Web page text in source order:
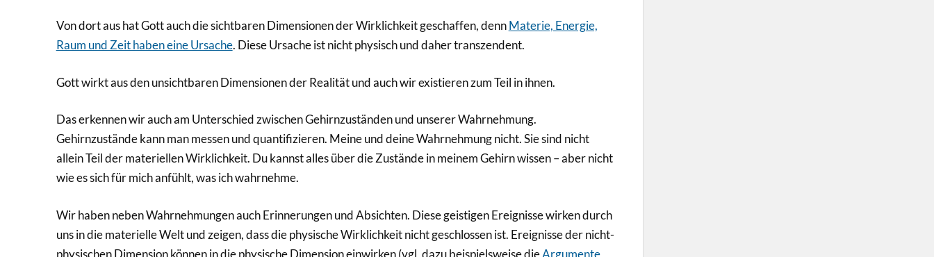
Von dort aus hat Gott auch die sichtbaren Dimensionen der Wirklichkeit geschaffen, dennMaterie, Energie,
Raum und Zeit haben eine Ursache. Diese Ursache ist nicht physisch und daher transzendent.
Gott wirkt aus den unsichtbaren Dimensionen der Realität und auch wir existieren zum Teil in ihnen.
Das erkennen wir auch am Unterschied zwischen Gehirnzuständen und unserer Wahrnehmung.
Gehirnzustände kann man messen und quantifizieren. Meine und deine Wahrnehmung nicht. Sie sind nicht
allein Teil der materiellen Wirklichkeit. Du kannst alles über die Zustände in meinem Gehirn wissen – aber nicht
wie es sich für mich anfühlt, was ich wahrnehme.
Wir haben neben Wahrnehmungen auch Erinnerungen und Absichten. Diese geistigen Ereignisse wirken durch
uns in die materielle Welt und zeigen, dass die physische Wirklichkeit nicht geschlossen ist. Ereignisse der nicht-
physischen Dimension können in die physische Dimension einwirken (vgl. dazu beispielsweise dieArgumente